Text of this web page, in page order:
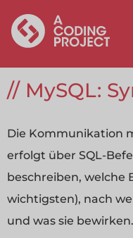
MySQL:
Die Kommunikation
erfolgt über SQL-
beschreiben, welche
wichtigsten), nach
und was sie bewirken.